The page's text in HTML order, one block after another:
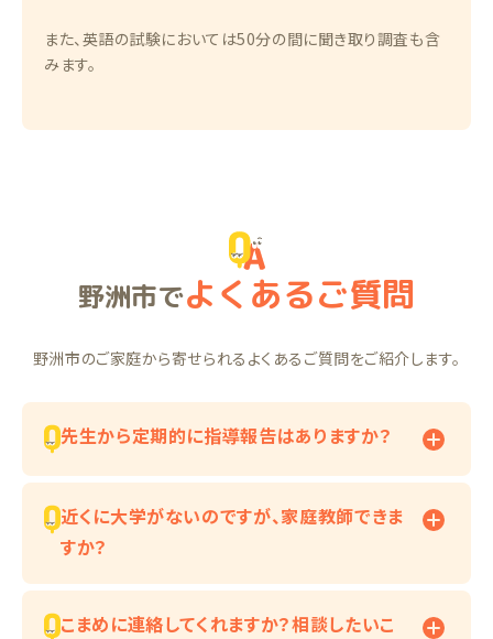
また、英語の試験においては50分の間に聞き取り調査も含
みます。
野洲市でよくあるご質問
野洲市のご家庭から寄せられるよくあるご質問をご紹介します。
先生から定期的に指導報告はありますか？
近くに大学がないのですが、家庭教師できま
すか？
こまめに連絡してくれますか？相談したいこ